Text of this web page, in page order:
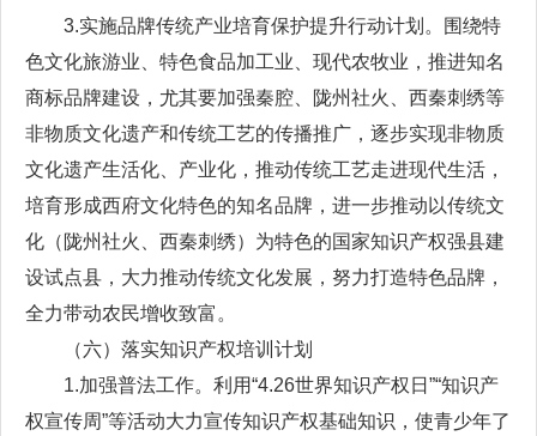
3.实施品牌传统产业培育保护提升行动计划。围绕特
色文化旅游业、特色食品加工业、现代农牧业，推进知名
商标品牌建设，尤其要加强秦腔、陇州社火、西秦刺绣等
非物质文化遗产和传统工艺的传播推广，逐步实现非物质
文化遗产生活化、产业化，推动传统工艺走进现代生活，
培育形成西府文化特色的知名品牌，进一步推动以传统文
化（陇州社火、西秦刺绣）为特色的国家知识产权强县建
设试点县，大力推动传统文化发展，努力打造特色品牌，
全力带动农民增收致富。
（六）落实知识产权培训计划
1.加强普法工作。利用“4.26世界知识产权日”“知识产
权宣传周”等活动大力宣传知识产权基础知识，使青少年了